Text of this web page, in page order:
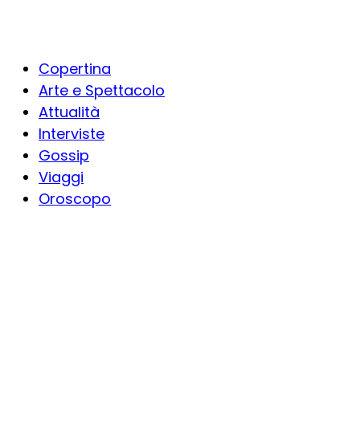
Copertina
Arte e Spettacolo
Attualità
Interviste
Gossip
Viaggi
Oroscopo